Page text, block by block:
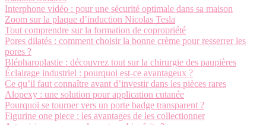
Interphone vidéo : pour une sécurité optimale dans sa maison
Zoom sur la plaque d’induction Nicolas Tesla
Tout comprendre sur la formation de copropriété
Pores dilatés : comment choisir la bonne crème pour resserrer les
pores ?
Blépharoplastie : découvrez tout sur la chirurgie des paupières
Éclairage industriel : pourquoi est-ce avantageux ?
Ce qu’il faut connaître avant d’investir dans les pièces rares
Alopexy : une solution pour application cutanée
Pourquoi se tourner vers un porte badge transparent ?
Figurine one piece : les avantages de les collectionner